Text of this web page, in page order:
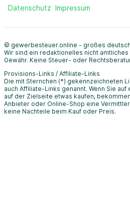
Datenschutz Impressum
© gewerbesteuer.online - großes
Wir sind ein redaktionelles nicht
Gewähr. Keine Steuer- oder
Provisions-Links / Affiliate-Links
Die mit Sternchen (*) gekennzeichneten
auch Affiliate-Links genannt. Wenn Sie
auf der Zielseite etwas kaufen,
Anbieter oder Online-Shop eine
keine Nachteile beim Kauf oder Preis.